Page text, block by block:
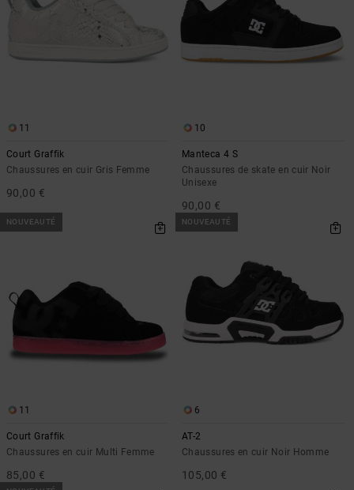
11
Court Graffik
Chaussures en cuir Gris Femme
90,00 €
10
Manteca 4 S
Chaussures de skate en cuir Noir
Unisexe
90,00 €
NOUVEAUTÉ
11
Court Graffik
Chaussures en cuir Multi Femme
85,00 €
NOUVEAUTÉ
6
AT-2
Chaussures en cuir Noir Homme
105,00 €